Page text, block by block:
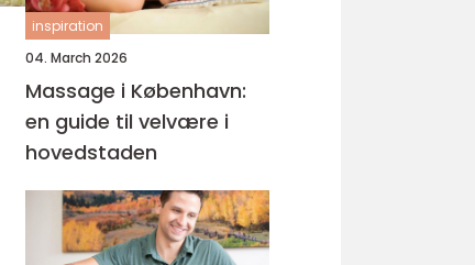
inspiration
04. March 2026
Massage i København:
en guide til velvære i
hovedstaden